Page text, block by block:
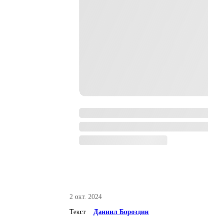
2 окт. 2024
Текст Даниил Бороздин